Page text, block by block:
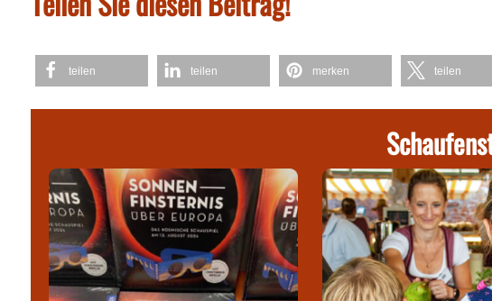
teilen teilen merken teilen